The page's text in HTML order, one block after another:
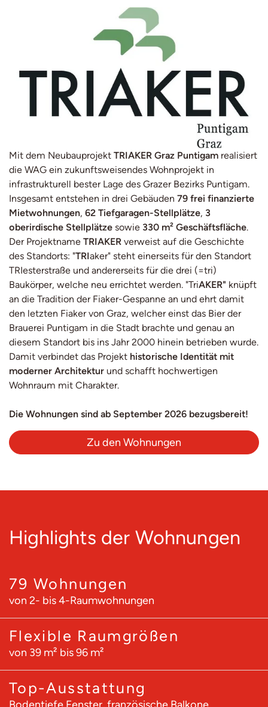
Mit dem Neubauprojekt TRIAKER Graz Puntigam realisiert
die WAG ein zukunftsweisendes Wohnprojekt in
infrastrukturell bester Lage des Grazer Bezirks Puntigam.
Insgesamt entstehen in drei Gebäuden 79 frei finanzierte
Mietwohnungen, 62 Tiefgaragen-Stellplätze, 3
oberirdische Stellplätze sowie 330 m² Geschäftsfläche.
Der Projektname TRIAKER verweist auf die Geschichte
des Standorts: "TRIaker" steht einerseits für den Standort
TRIesterstraße und andererseits für die drei (=tri)
Baukörper, welche neu errichtet werden. "TriAKER" knüpft
an die Tradition der Fiaker-Gespanne an und ehrt damit
den letzten Fiaker von Graz, welcher einst das Bier der
Brauerei Puntigam in die Stadt brachte und genau an
diesem Standort bis ins Jahr 2000 hinein betrieben wurde.
Damit verbindet das Projekt historische Identität mit
moderner Architektur und schafft hochwertigen
Wohnraum mit Charakter.
Die Wohnungen sind ab September 2026 bezugsbereit!
Zu den Wohnungen
Highlights der Wohnungen
79 Wohnungen
von 2- bis 4-Raumwohnungen
Flexible Raumgrößen
von 39 m² bis 96 m²
Top-Ausstattung